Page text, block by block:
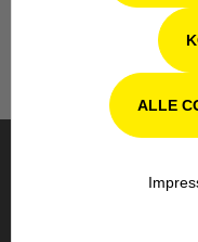
Köln steht
Rat
BESTELLUNG &
ALLE